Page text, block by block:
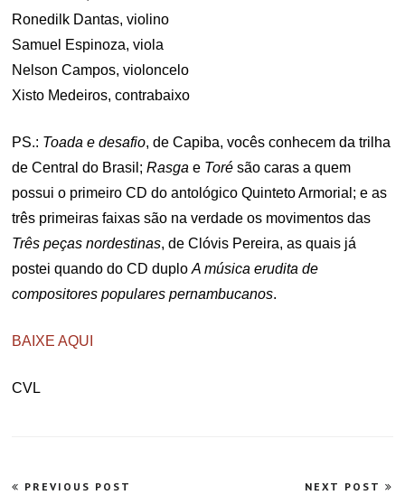
Ronedilk Dantas, violino
Samuel Espinoza, viola
Nelson Campos, violoncelo
Xisto Medeiros, contrabaixo
PS.: Toada e desafio, de Capiba, vocês conhecem da trilha
de Central do Brasil;Rasga e Torésão caras a quem
possui o primeiro CD do antológico Quinteto Armorial; e as
três primeiras faixas são na verdade os movimentos das
Três peças nordestinas, de Clóvis Pereira, as quais já
postei quando do CD duploA música erudita de
compositores populares pernambucanos.
BAIXE AQUI
CVL
Navegação
PREVIOUS POST NEXT POST